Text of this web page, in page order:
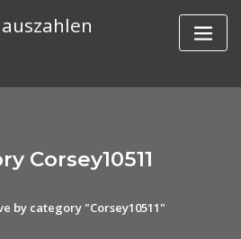
البيتكوين في اليورو auszahlen
Corsey10511
by category "Corsey10511"